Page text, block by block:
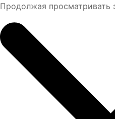
Продолжая просматривать